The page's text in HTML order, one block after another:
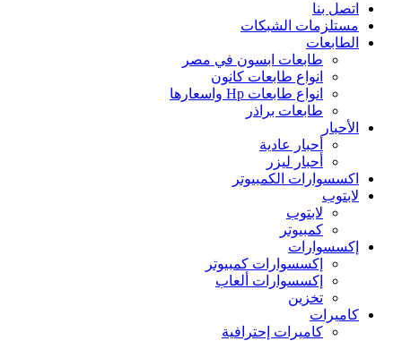
اتصل بنا
مستلزمات الشبكات
الطابعات
طابعات ابسون في مصر
انواع طابعات كانون
انواع طابعات Hp واسعارها
طابعات براذر
الأحبار
أحبار عادية
أحبار ليزر
اكسسوارات الكمبيوتر
لابتوب
لابتوب
كمبيوتر
إكسسوارات
إكسسوارات كمبيوتر
إكسسوارات ألعاب
تخزين
كاميرات
كاميرات إحترافية